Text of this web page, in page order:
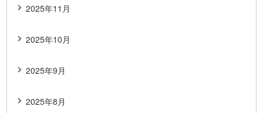
2025年11月
2025年10月
2025年9月
2025年8月